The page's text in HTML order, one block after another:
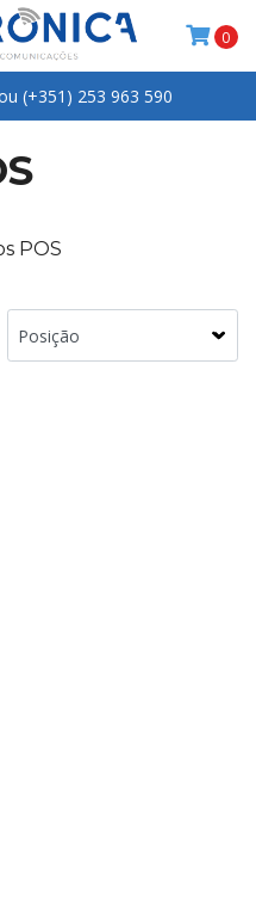
(+351) 253 963 590
0
POS